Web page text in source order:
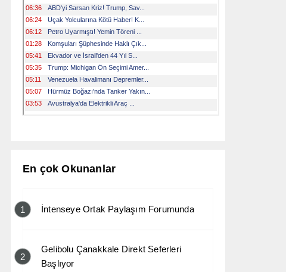
En çok Okunanlar
1 İntenseye Ortak Paylaşım Forumunda
2
Gelibolu Çanakkale Direkt Seferleri
Başlıyor